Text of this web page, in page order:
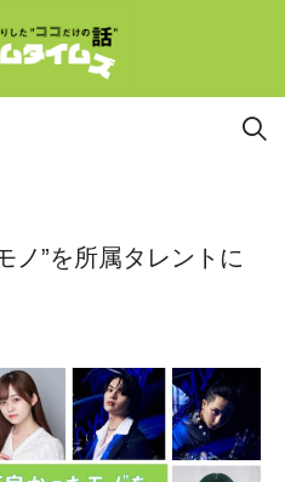
ノ”を所属タレントに